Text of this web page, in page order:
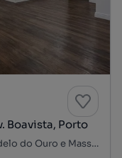
Boavista, Porto
Avenida da Boavista, Bessa Leite, Lordelo do Ouro e Massarelos, Porto, Porto